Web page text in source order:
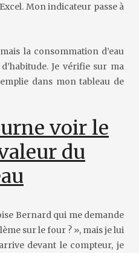
Mon indicateur passe à
la consommation d’eau
Je vérifie sur ma
dans mon tableau de
voir le
du
Bernard qui me demande
sur le four ? », mais je lui
devant le compteur, je